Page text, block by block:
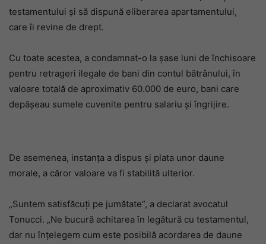
testamentului și să dispună eliberarea apartamentului,
care îi revine de drept.
Cu toate acestea, a condamnat-o la șase luni de închisoare
pentru retrageri ilegale de bani din contul bătrânului, în
valoare totală de aproximativ 60.000 de euro, bani care
depășeau sumele cuvenite pentru salariu și îngrijire.
De asemenea, instanța a dispus și plata unor daune
morale, a căror valoare va fi stabilită ulterior.
„Suntem satisfăcuți pe jumătate”, a declarat avocatul
Tonucci. „Ne bucură achitarea în legătură cu testamentul,
dar nu înțelegem cum este posibilă acordarea de daune